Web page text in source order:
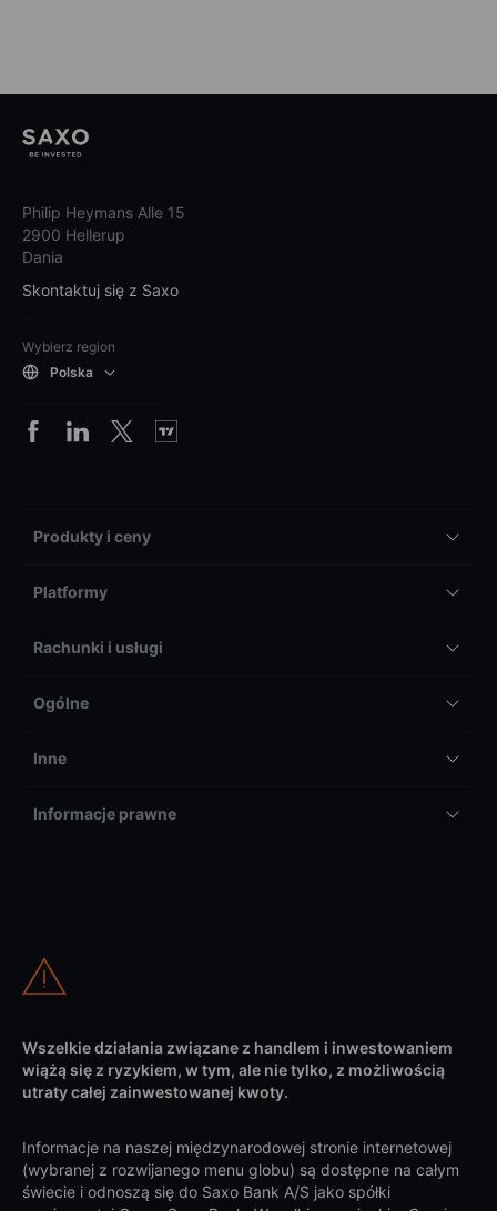
Philip Heymans Alle 15
2900 Hellerup
Dania
Skontaktuj się z Saxo
Wybierz region
Polska
Produkty i ceny
Platformy
Rachunki i usługi
Ogólne
Inne
Informacje prawne
Wszelkie działania związane z handlem i inwestowaniem
wiążą się z ryzykiem, w tym, ale nie tylko, z możliwością
utraty całej zainwestowanej kwoty.
Informacje na naszej międzynarodowej stronie internetowej
(wybranej z rozwijanego menu globu) są dostępne na całym
świecie i odnoszą się do Saxo Bank A/S jako spółki